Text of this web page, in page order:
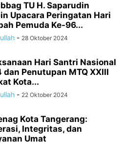
TU H. Saparudin
Upacara Peringatan Hari
Pemuda Ke-96...
- 28 Oktober 2024
Hari Santri Nasional
dan Penutupan MTQ XXIII
Kota...
- 22 Oktober 2024
Kota Tangerang:
Integritas, dan
Umat